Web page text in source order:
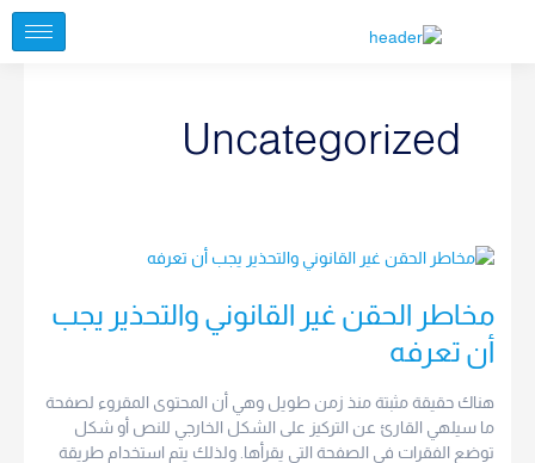
Uncategorized
مخاطر الحقن غير القانوني والتحذير يجب
أن تعرفه
هناك حقيقة مثبتة منذ زمن طويل وهي أن المحتوى المقروء لصفحة
ما سيلهي القارئ عن التركيز على الشكل الخارجي للنص أو شكل
توضع الفقرات في الصفحة التي يقرأها. ولذلك يتم استخدام طريقة
مخاطر
القانوني
والتحذير
أن
تعرفه